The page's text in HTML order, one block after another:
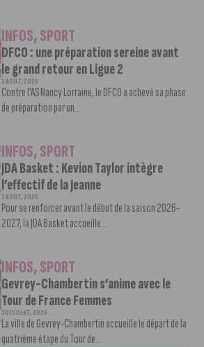
INFOS,SPORT
DFCO : une préparation sereine avant
le grand retour en Ligue 2
3 AOÛT, 2026
Contre l’AS Nancy Lorraine, le DFCO a achevé sa phase
de préparation par un...
INFOS,SPORT
JDA Basket : Kevion Taylor intègre
l’effectif de la Jeanne
3 AOÛT, 2026
Pour se renforcer avant le début de la saison 2026-
2027, la JDA Basket accueille...
INFOS,SPORT
Gevrey-Chambertin s’anime avec le
Tour de France Femmes
30 JUILLET, 2026
La ville de Gevrey-Chambertin accueille le départ de la
quatrième étape du Tour de...